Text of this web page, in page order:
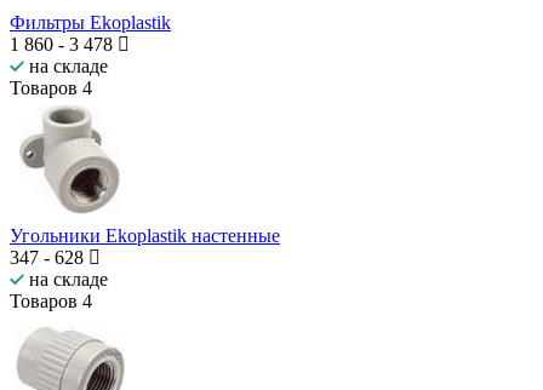
Фильтры Ekoplastik
1 860 - 3 478
на складе
Товаров 4
Угольники Ekoplastik настенные
347 - 628
на складе
Товаров 4